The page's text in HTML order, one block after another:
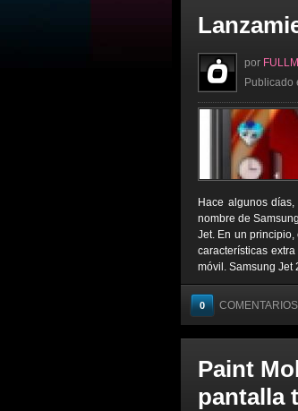
por
Publicado
Hace algunos
nombre de
Jet. En un
características
móvil. Samsung Jet
0 COMENTARIOS
Paint
pantalla